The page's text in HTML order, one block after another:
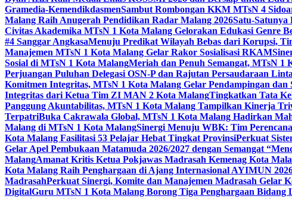
Gramedia-KemendikdasmenSambut Rombongan KKM MTsN 4
Malang Raih Anugerah Pendidikan Radar Malang 2026Satu-Satunya
Civitas Akademika MTsN 1 Kota Malang Gelorakan Edukasi Genre
#4 Sanggar AngkasaMenuju Predikat Wilayah Bebas dari Korupsi,
Manajemen MTsN 1 Kota Malang Gelar Rakor Sosialisasi RKAM
Sosial di MTsN 1 Kota MalangMeriah dan Penuh Semangat, MTsN
Perjuangan Puluhan Delegasi OSN-P dan Rajutan Persaudaraan
Komitmen Integritas, MTsN 1 Kota Malang Gelar Pendampingan
Integritas dari Ketua Tim ZI MAN 2 Kota MalangTingkatkan Tata
Panggung Akuntabilitas, MTsN 1 Kota Malang Tampilkan Kinerja
TerpatriBuka Cakrawala Global, MTsN 1 Kota Malang Hadirkan
Malang di MTsN 1 Kota MalangSinergi Menuju WBK: Tim
Kota Malang Fasilitasi 53 Pelajar Hebat Tingkat ProvinsiPerkuat
Gelar Apel Pembukaan Matamuda 2026/2027 dengan Semangat
MalangAmanat Kritis Ketua Pokjawas Madrasah Kemenag Kota
Kota Malang Raih Penghargaan di Ajang Internasional AYIMUN
MadrasahPerkuat Sinergi, Komite dan Manajemen Madrasah Gelar
DigitalGuru MTsN 1 Kota Malang Borong Tiga Penghargaan Bidang